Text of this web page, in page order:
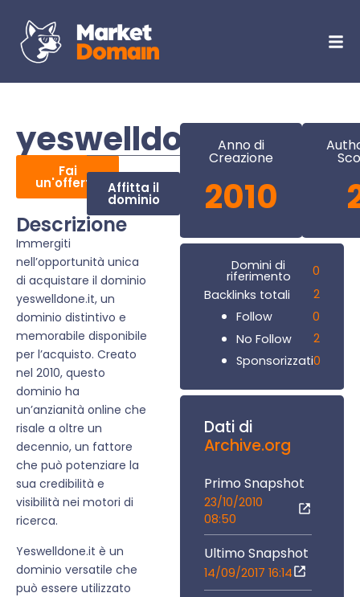
yeswelldone.it
Fai
un'offerta Affitta il
dominio
Descrizione
Immergiti
nell’opportunità unica
di acquistare il dominio
yeswelldone.it, un
dominio distintivo e
memorabile disponibile
per l’acquisto. Creato
nel 2010, questo
dominio ha
un’anzianità online che
risale a oltre un
decennio, un fattore
che può potenziare la
sua credibilità e
visibilità nei motori di
ricerca.
Yeswelldone.it è un
dominio versatile che
può essere utilizzato
Anno di
Creazione
2010
Domini di
riferimento
0
Backlinks totali
2
Follow
0
No Follow
2
Sponsorizzati0
Dati di
Archive.org
Primo Snapshot
23/10/2010
08:50
Ultimo Snapshot
14/09/2017 16:14